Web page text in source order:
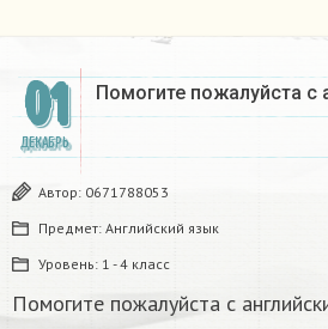
01
ДЕКАБРЬ
Помогите пожалуйста с
Автор: 0671788053
Предмет: Английский язык
Уровень: 1 - 4 класс
Помогите пожалуйста с